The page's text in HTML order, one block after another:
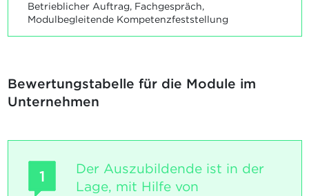
Betrieblicher Auftrag, Fachgespräch,
Modulbegleitende Kompetenzfeststellung
Bewertungstabelle für die Module im
Unternehmen
1
Der Auszubildende ist in der
Lage, mit Hilfe von